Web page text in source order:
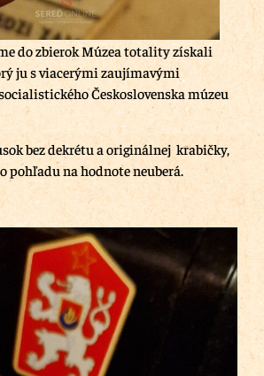
do zbierok Múzea totality získali
ju s viacerými zaujímavými
Československa múzeu
bez dekrétu a originálnej krabičky,
pohľadu na hodnote neuberá.